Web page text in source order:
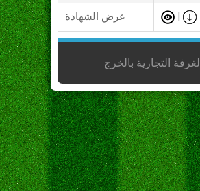
عرض الشهادة
الغرفة التجارية بالخرج